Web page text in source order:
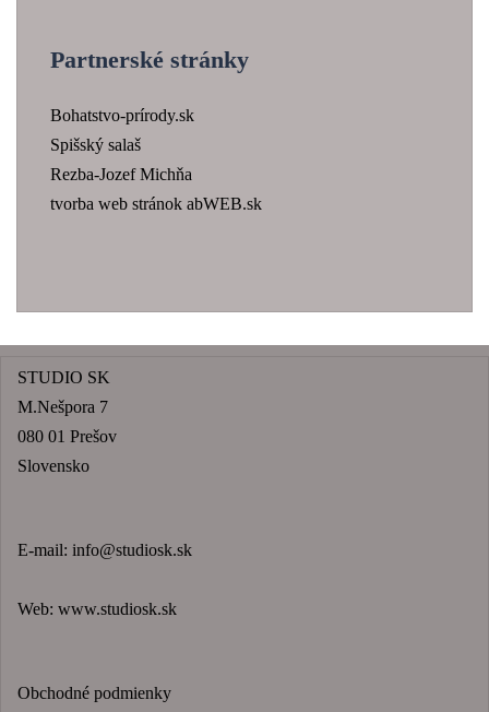
Partnerské stránky
Bohatstvo-prírody.sk
Spišský salaš
Rezba-Jozef Michňa
tvorba web stránok abWEB.sk
STUDIO SK
M.Nešpora 7
080 01 Prešov
Slovensko
E-mail: info@studiosk.sk
Web: www.studiosk.sk
Obchodné podmienky